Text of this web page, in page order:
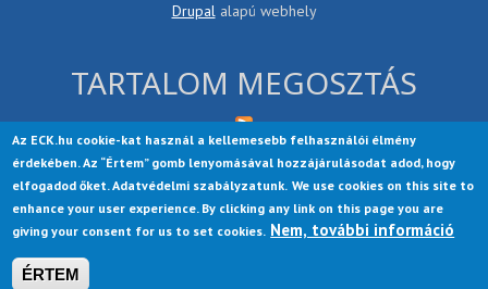
Az ECK.hu cookie-kat használ a kellemesebb felhasználói élmény
érdekében. Az “Értem” gomb lenyomásával hozzájárulásodat adod, hogy
elfogadod őket. Adatvédelmi szabályzatunk. We use cookies on this site to
enhance your user experience. By clicking any link on this page you are
giving your consent for us to set cookies. Nem, további információ
ÉRTEM
Drupalalapú webhely
TARTALOM MEGOSZTÁS
Startup Growth Lite is a free theme, contributed to the Drupal